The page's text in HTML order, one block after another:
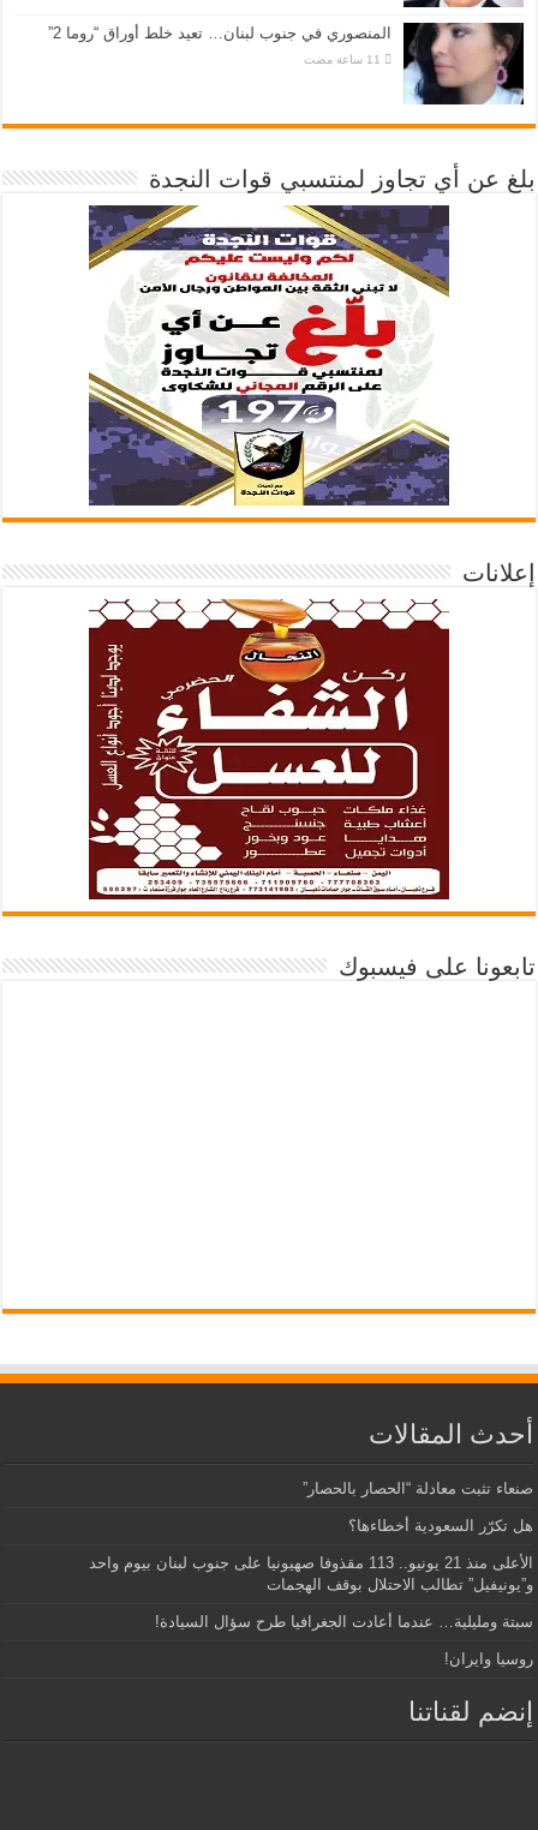
المنصوري في جنوب لبنان… تعيد خلط أوراق “روما 2”
بلغ عن أي تجاوز لمنتسبي قوات النجدة
إعلانات
تابعونا على فيسبوك
أحدث المقالات
صنعاء تثبت معادلة “الحصار بالحصار”
هل تكرّر السعودية أخطاءها؟
الأعلى منذ 21 يونيو.. 113 مقذوفا صهيونيا على جنوب لبنان بيوم واحد
و”يونيفيل” تطالب الاحتلال بوقف الهجمات
سبتة ومليلية… عندما أعادت الجغرافيا طرح سؤال السيادة!
روسيا وايران!
إنضم لقناتنا